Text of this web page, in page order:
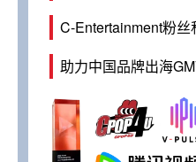
C-Entertainment粉
助力中国品牌出海